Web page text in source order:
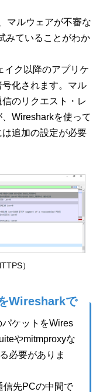
マルウェアが不審な
みていることがわか
イク以降のアプリケ
化されます。マル
のリクエスト・レ
Wiresharkを使って
追加の設定が必要
）
Wiresharkで
ケットをWires
やmitmproxyな
必要がありま
信先PCの中間で